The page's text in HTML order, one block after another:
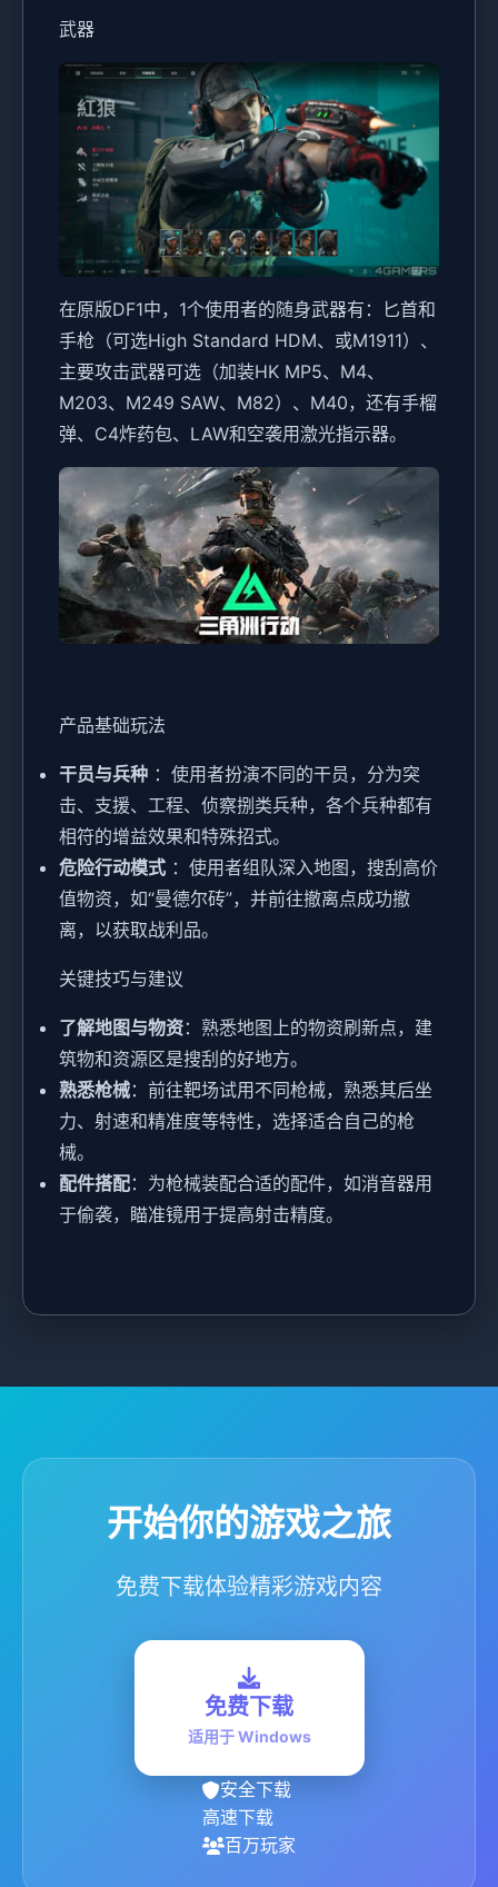
武器
在原版DF1中，1个使用者的随身武器有：匕首和
手枪（可选High Standard HDM、或M1911）、
主要攻击武器可选（加装HK MP5、M4、
M203、M249 SAW、M82）、M40，还有手榴
弹、C4炸药包、LAW和空袭用激光指示器。
产品基础玩法
干员与兵种 ：使用者扮演不同的干员，分为突
击、支援、工程、侦察捌类兵种，各个兵种都有
相符的增益效果和特殊招式。
危险行动模式 ：使用者组队深入地图，搜刮高价
值物资，如“曼德尔砖”，并前往撤离点成功撤
离，以获取战利品。
关键技巧与建议
了解地图与物资：熟悉地图上的物资刷新点，建
筑物和资源区是搜刮的好地方。
熟悉枪械：前往靶场试用不同枪械，熟悉其后坐
力、射速和精准度等特性，选择适合自己的枪
械。
配件搭配：为枪械装配合适的配件，如消音器用
于偷袭，瞄准镜用于提高射击精度。
开始你的游戏之旅
免费下载体验精彩游戏内容
免费下载
适用于 Windows
安全下载
高速下载
百万玩家